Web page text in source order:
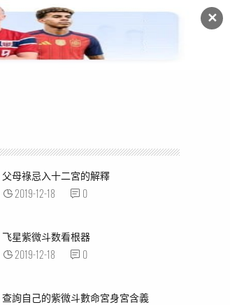
✕
紫微杂谈
父母祿忌入十二宮的解釋
2019-12-18 0
飞星紫微斗数看根器
2019-12-18 0
查詢自己的紫微斗數命宮身宮含義